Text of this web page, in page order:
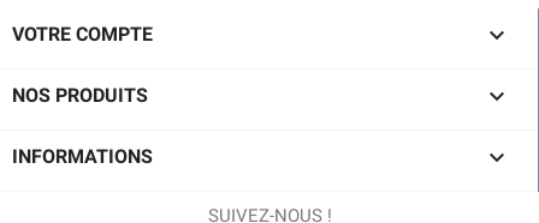
VOTRE COMPTE 
NOS PRODUITS 
INFORMATIONS 
SUIVEZ-NOUS !